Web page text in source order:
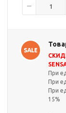
При
При
При
15%